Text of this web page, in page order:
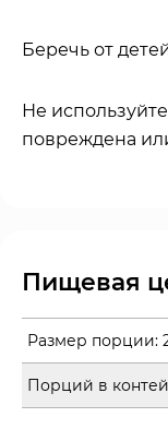
Беречь от
Не
повреждена
Пищевая
Размер порции:
Порций в